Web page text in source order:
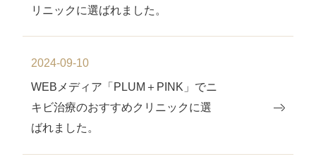
リニックに選ばれました。
2024-09-10
WEBメディア「PLUM＋PINK」でニ
キビ治療のおすすめクリニックに選
ばれました。